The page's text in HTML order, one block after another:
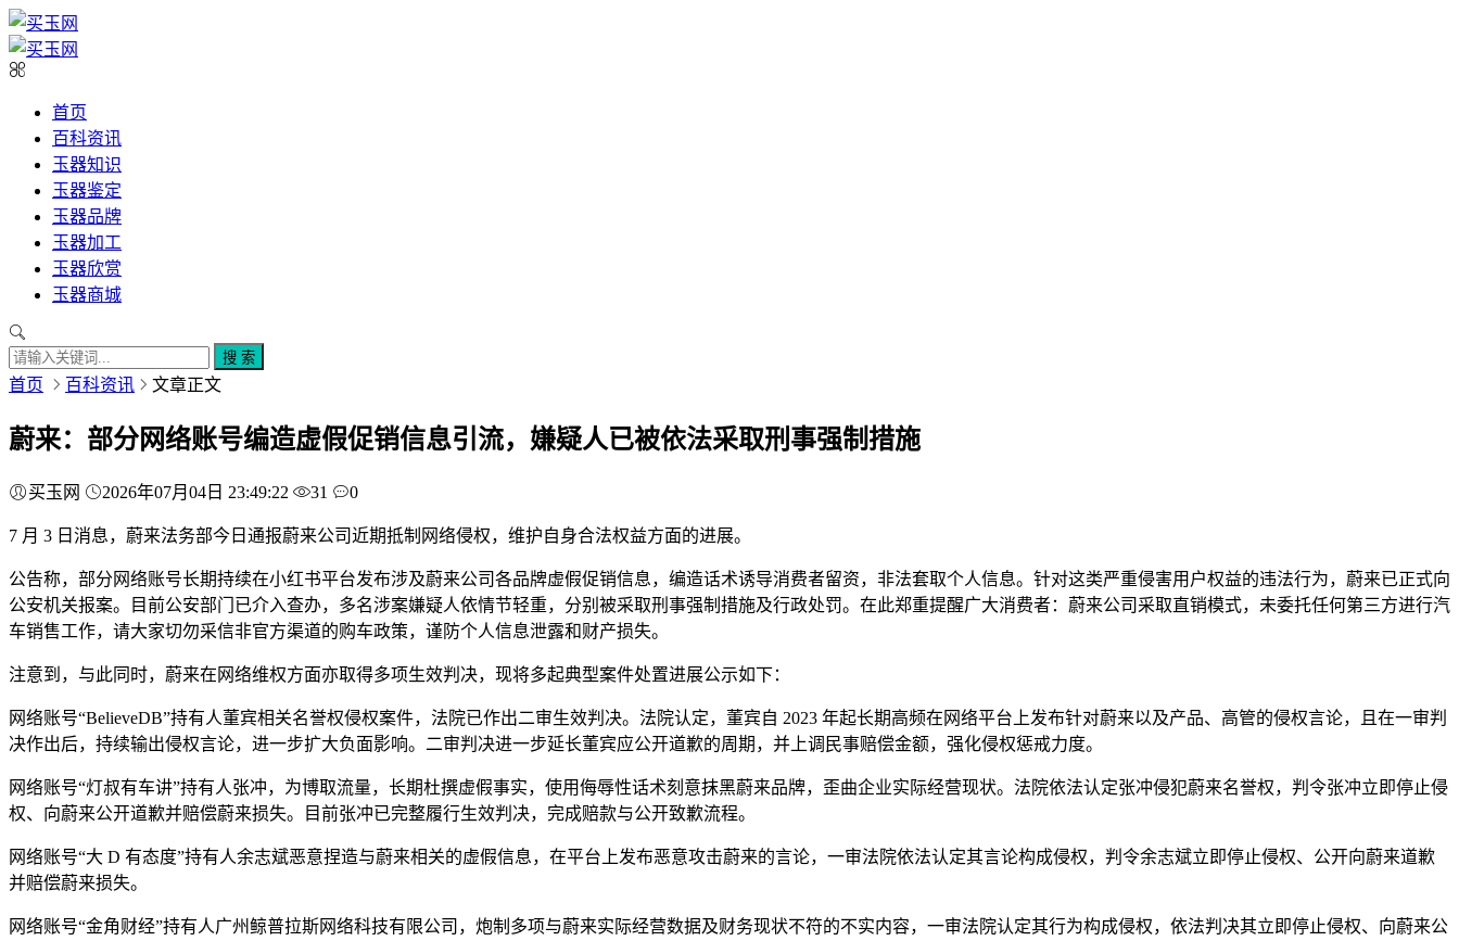
首页
百科资讯
玉器知识
玉器鉴定
玉器品牌
玉器加工
玉器欣赏
玉器商城
搜 索
首页 百科资讯 文章正文
蔚来：部分网络账号编造虚假促销信息引流，嫌疑人已被依法采取刑事强制措施
买玉网 2026年07月04日 23:49:22 31 0
7 月 3 日消息，蔚来法务部今日通报蔚来公司近期抵制网络侵权，维护自身合法权益方面的进展。
公告称，部分网络账号长期持续在小红书平台发布涉及蔚来公司各品牌虚假促销信息，编造话术诱导消费者留资，非法套取个人信息。针对这类严重侵害用户权益的违法行为，蔚来已正式向
公安机关报案。目前公安部门已介入查办，多名涉案嫌疑人依情节轻重，分别被采取刑事强制措施及行政处罚。在此郑重提醒广大消费者：蔚来公司采取直销模式，未委托任何第三方进行汽
车销售工作，请大家切勿采信非官方渠道的购车政策，谨防个人信息泄露和财产损失。
注意到，与此同时，蔚来在网络维权方面亦取得多项生效判决，现将多起典型案件处置进展公示如下：
网络账号“BelieveDB”持有人董宾相关名誉权侵权案件，法院已作出二审生效判决。法院认定，董宾自 2023 年起长期高频在网络平台上发布针对蔚来以及产品、高管的侵权言论，且在一审判
决作出后，持续输出侵权言论，进一步扩大负面影响。二审判决进一步延长董宾应公开道歉的周期，并上调民事赔偿金额，强化侵权惩戒力度。
网络账号“灯叔有车讲”持有人张冲，为博取流量，长期杜撰虚假事实，使用侮辱性话术刻意抹黑蔚来品牌，歪曲企业实际经营现状。法院依法认定张冲侵犯蔚来名誉权，判令张冲立即停止侵
权、向蔚来公开道歉并赔偿蔚来损失。目前张冲已完整履行生效判决，完成赔款与公开致歉流程。
网络账号“大 D 有态度”持有人余志斌恶意捏造与蔚来相关的虚假信息，在平台上发布恶意攻击蔚来的言论，一审法院依法认定其言论构成侵权，判令余志斌立即停止侵权、公开向蔚来道歉
并赔偿蔚来损失。
网络账号“金角财经”持有人广州鲸普拉斯网络科技有限公司，炮制多项与蔚来实际经营数据及财务现状不符的不实内容，一审法院认定其行为构成侵权，依法判决其立即停止侵权、向蔚来公